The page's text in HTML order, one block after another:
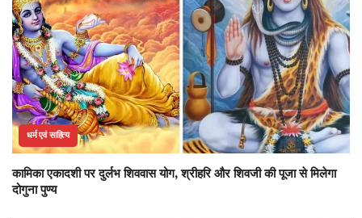
धर्म एवं साहित्य
कामिका एकादशी पर दुर्लभ शिववास योग, श्रीहरि और शिवजी की पूजा से मिलेगा
दोगुना पुण्य